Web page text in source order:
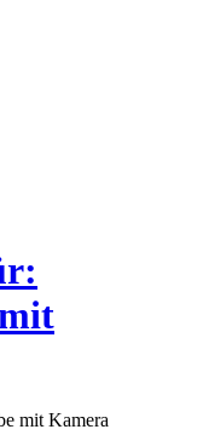
mit Kamera